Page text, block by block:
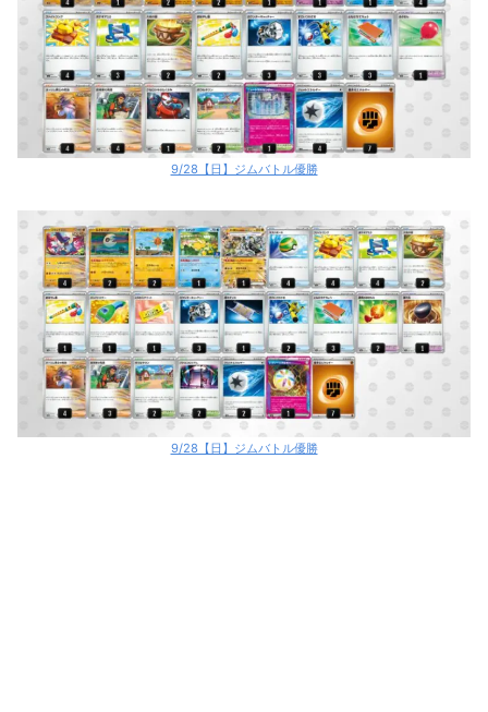
9/28【日】ジムバトル優勝
9/28【日】ジムバトル優勝